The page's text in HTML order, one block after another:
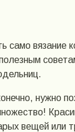
само вязание
нужно
вещей или